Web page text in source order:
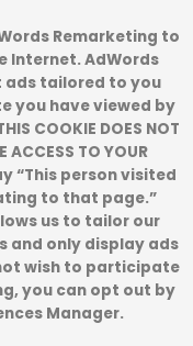
Remarketing to
Internet. AdWords
ads tailored to you
you have viewed by
COOKIE DOES NOT
ACCESS TO YOUR
“This person visited
to that page.”
us to tailor our
and only display ads
wish to participate
you can opt out by
Manager.